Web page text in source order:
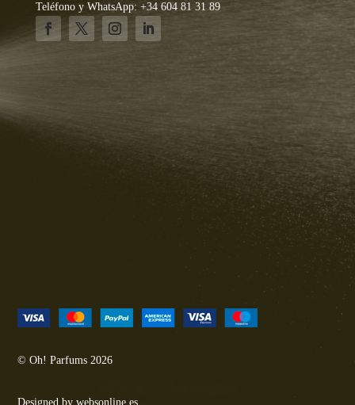
Teléfono y WhatsApp: +34 604 81 31 89
© Oh! Parfums 2026
Designed bywebsonline.es